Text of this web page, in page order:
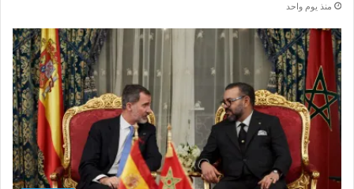
منذ يوم واحد